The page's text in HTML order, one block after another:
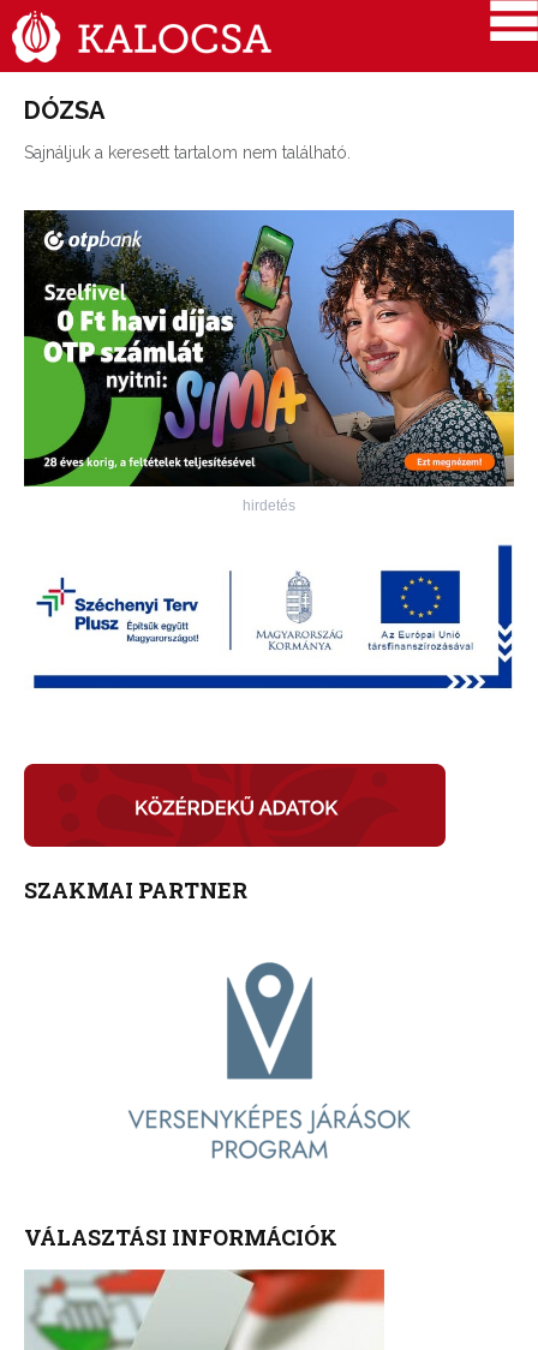
DÓZSA
Sajnáljuk a keresett tartalom nem található.
hirdetés
SZAKMAI PARTNER
VÁLASZTÁSI INFORMÁCIÓK